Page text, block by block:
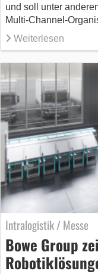
und soll unter
Multi-Channel-
Weiterlesen
Intralogistik / Messe
Bowe Group